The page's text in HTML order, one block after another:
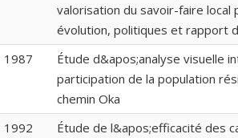
valorisation du savoir-faire local
évolution, politiques et rapport
1987
Étude d&apos;analyse visuelle
participation de la population
chemin Oka
1992
Étude de l&apos;efficacité des